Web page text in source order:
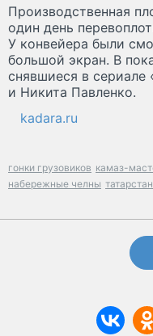
Производственная
один день
У конвейера были
большой экран. В
снявшиеся в
и Никита Павленко.
kadara.ru
гонки грузовиков камаз-
набережные челны татарстан